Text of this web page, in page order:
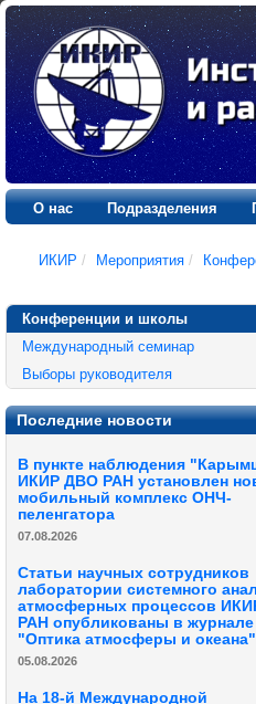
О нас Подразделения
ИКИР / Мероприятия /
Конференции и школы
Международный семинар
Выборы руководителя
Последние новости
В пункте наблюдения
ИКИР ДВО РАН установлен
мобильный комплекс ОНЧ-
пеленгатора
07.08.2026
Статьи научных сотрудников
лаборатории системного
атмосферных процессов
РАН опубликованы в журнале
"Оптика атмосферы и океана"
05.08.2026
На 18-й Международной